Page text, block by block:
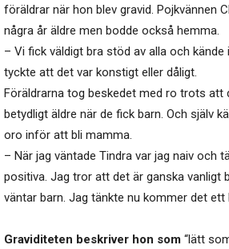
föräldrar när hon blev gravid. Pojkvännen
några år äldre men bodde också hemma.
– Vi fick väldigt bra stöd av alla och kände
tyckte att det var konstigt eller dåligt.
Föräldrarna tog beskedet med ro trots att
betydligt äldre när de fick barn. Och själv
oro inför att bli mamma.
– När jag väntade Tindra var jag naiv och
positiva. Jag tror att det är ganska vanligt
väntar barn. Jag tänkte nu kommer det ett
Graviditeten beskriver hon som “lätt